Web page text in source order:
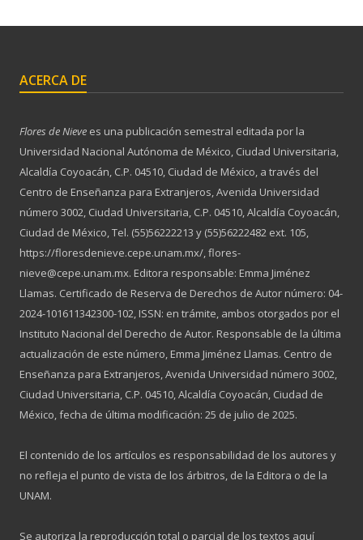
ACERCA DE
Flores de Nieve es una publicación semestral editada por la
Universidad Nacional Autónoma de México, Ciudad Universitaria,
Alcaldía Coyoacán, C.P. 04510, Ciudad de México, a través del
Centro de Enseñanza para Extranjeros, Avenida Universidad
número 3002, Ciudad Universitaria, C.P. 04510, Alcaldía Coyoacán,
Ciudad de México, Tel. (55)56222213 y (55)56222482 ext. 105,
https://floresdenieve.cepe.unam.mx/, flores-
nieve@cepe.unam.mx. Editora responsable: Emma Jiménez
Llamas. Certificado de Reserva de Derechos de Autor número: 04-
2024-101611342300-102, ISSN: en trámite, ambos otorgados por el
Instituto Nacional del Derecho de Autor. Responsable de la última
actualización de este número, Emma Jiménez Llamas. Centro de
Enseñanza para Extranjeros, Avenida Universidad número 3002,
Ciudad Universitaria, C.P. 04510, Alcaldía Coyoacán, Ciudad de
México, fecha de última modificación: 25 de julio de 2025.
El contenido de los artículos es responsabilidad de los autores y
no refleja el punto de vista de los árbitros, de la Editora o de la
UNAM.
Se autoriza la reproducción total o parcial de los textos aquí